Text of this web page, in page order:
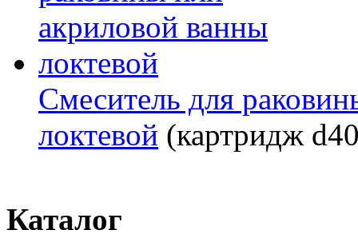
Смеситель для
локтевой (картридж
Каталог